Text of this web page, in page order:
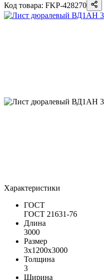
Код товара: FKP-428270
Характеристики
ГОСТ
ГОСТ 21631-76
Длина
3000
Размер
3х1200х3000
Толщина
3
Ширина